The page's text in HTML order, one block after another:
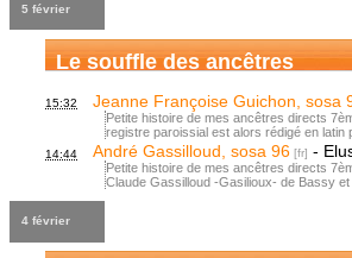
5 février
Le souffle des ancêtres
15:32 Jeanne Françoise Guichon, sosa
Petite histoire de mes ancêtres directs
registre paroissial est alors rédigé en latin
14:44 André Gassilloud, sosa 96 -
Petite histoire de mes ancêtres directs
Claude Gassilloud -Gasilioux- de Bassy et
4 février